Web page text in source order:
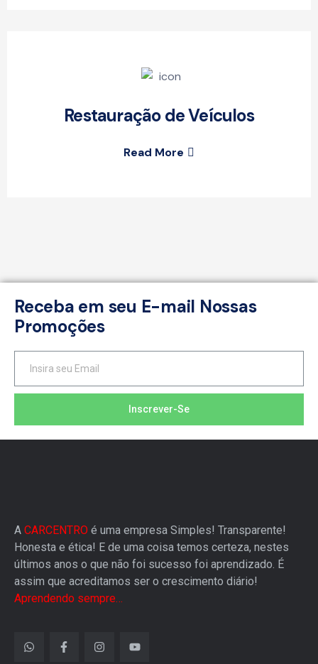
Restauração de Veículos
Read More
Receba em seu E-mail Nossas
Promoções
Inscrever-Se
A CARCENTRO é uma empresa Simples! Transparente!
Honesta e ética! E de uma coisa temos certeza, nestes
últimos anos o que não foi sucesso foi aprendizado. É
assim que acreditamos ser o crescimento diário!
Aprendendo sempre…